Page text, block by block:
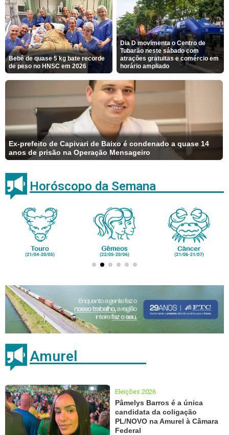
Bebê de quase 5 kg bate recorde
de peso no HNSC em 2026
Dia D movimenta o Centro de
Tubarão neste sábado com
atrações gratuitas e comércio em
horário ampliado
Ex-prefeito de Capivari de Baixo é condenado a quase 14
anos de prisão na Operação Mensageiro
Horóscopo da Semana
Amurel
Eleições 2026
Pâmelys Barros é a única
candidata da coligação
PL/NOVO na Amurel à Câmara
Federal